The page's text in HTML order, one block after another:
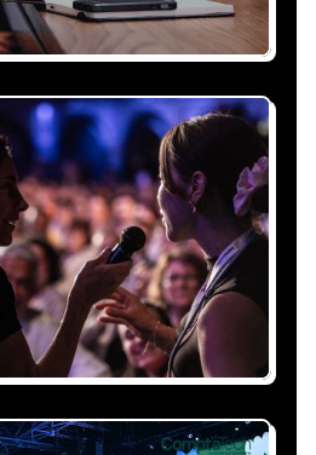
proposition
besoins, on vous répond
proposition
et adaptée à votre
contraintes.
occupons de